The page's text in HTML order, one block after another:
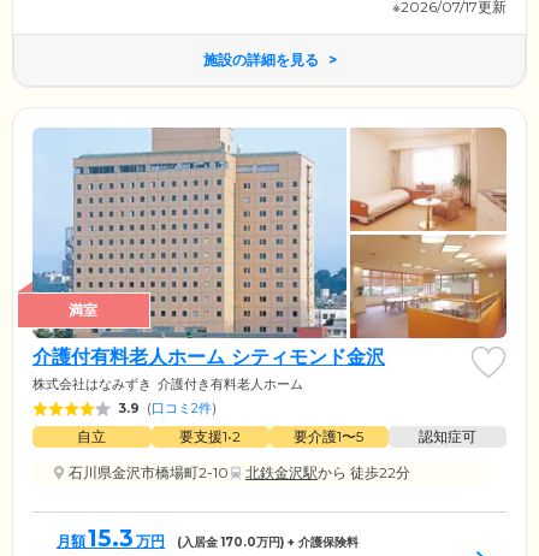
※2026/07/17更新
施設の詳細を見る
満室
介護付有料老人ホーム シティモンド金沢
株式会社はなみずき 介護付き有料老人ホーム
3.9 (口コミ2件)
自立 要支援1•2 要介護1〜5
認知症可
石川県金沢市橋場町2-10
北鉄金沢駅から 徒歩22分
月額15.3 万円 (入居金170.0万円) + 介護保険料